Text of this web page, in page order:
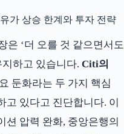
가 상승 한계와 투자 전략
은 ‘더 오를 것 같으면서도
하고 있습니다. Citi의
둔화라는 두 가지 핵심
고 있다고 진단합니다. 이
션 압력 완화, 중앙은행의